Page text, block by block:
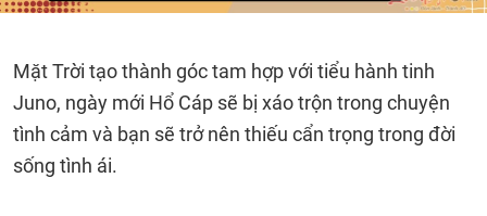
Mặt Trời tạo thành góc tam hợp với tiểu hành tinh
Juno, ngày mới Hổ Cáp sẽ bị xáo trộn trong chuyện
tình cảm và bạn sẽ trở nên thiếu cẩn trọng trong đời
sống tình ái.